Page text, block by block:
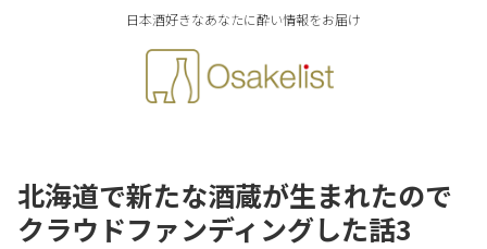
日本酒好きなあなたに酔い情報をお届け
北海道で新たな酒蔵が生まれたので
クラウドファンディングした話3